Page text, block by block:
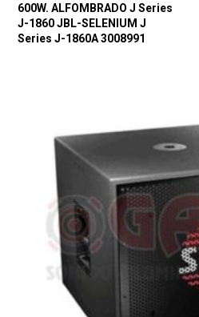
600W. ALFOMBRADO J Series
J-1860 JBL-SELENIUM J
Series J-1860A 3008991